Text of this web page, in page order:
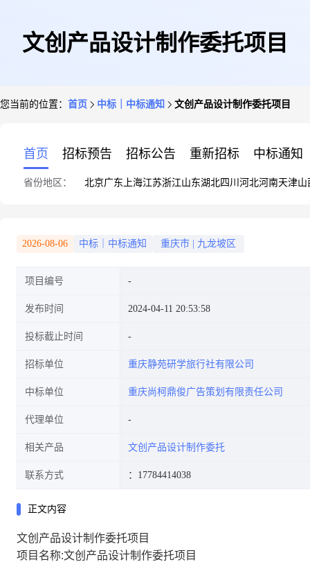
文创产品设计制作委托项目
您当前的位置： 首页 中标｜中标通知 文创产品设计制作委托项目
首页 招标预告 招标公告 重新招标 中标通知
省份地区： 北京广东 上海江苏浙江山东湖北四川 河北河南天津山
2026-08-06 中标｜中标通知 重庆市 九龙坡区
项目编号
发布时间 2024-04-11 20:53:58
投标截止时间
招标单位 重庆静苑研学旅行社有限公司
中标单位 重庆尚柯鼎俊广告策划有限责任公司
代理单位
相关产品 文创产品设计制作委托
联系方式 ：17784414038
正文内容
文创产品设计制作委托项目
项目名称:文创产品设计制作委托项目